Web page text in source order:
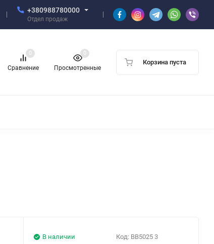
+380988780000
Отдел продаж
Сравнение
0
Просмотренные
0
Корзина пуста
В наличии Код: BB5025 3